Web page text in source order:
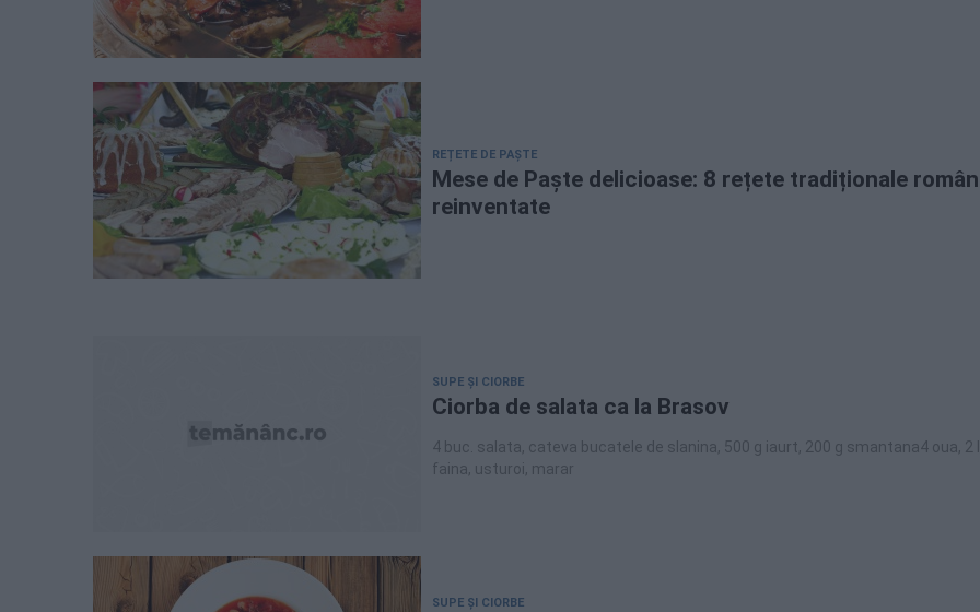
REȚETE DE PAȘTE
Mese de Paște delicioase: 8 rețete tradiționale
reinventate
SUPE ȘI CIORBE
Ciorba de salata ca la Brasov
4 buc. salata, cateva bucatele de slanina, 500 g iaurt, 200 g smantana4 oua, 2
faina, usturoi, marar
SUPE ȘI CIORBE